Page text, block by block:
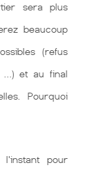
sera plus
beaucoup
(refus
…) et au final
Pourquoi
pour